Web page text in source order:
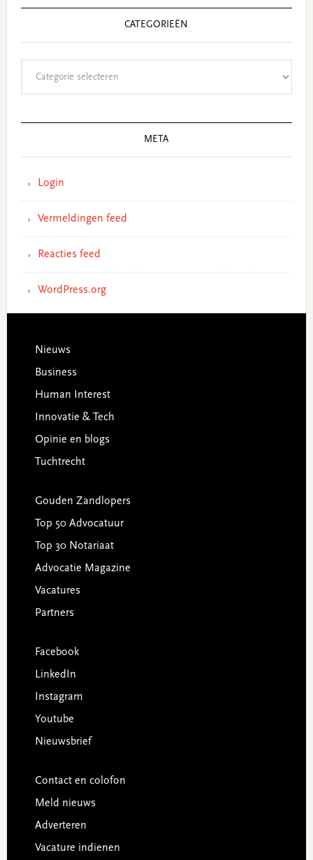
CATEGORIEËN
META
Login
Vermeldingen feed
Reacties feed
WordPress.org
Footer
Nieuws
Business
Human Interest
Innovatie & Tech
Opinie en blogs
Tuchtrecht
Gouden Zandlopers
Top 50 Advocatuur
Top 30 Notariaat
Advocatie Magazine
Vacatures
Partners
Facebook
LinkedIn
Instagram
Youtube
Nieuwsbrief
Contact en colofon
Meld nieuws
Adverteren
Vacature indienen